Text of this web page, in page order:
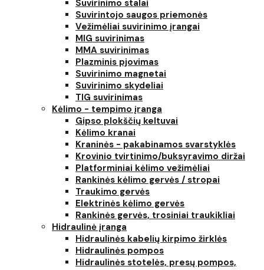
Suvirinimo stalai
Suvirintojo saugos priemonės
Vežimėliai suvirinimo įrangai
MIG suvirinimas
MMA suvirinimas
Plazminis pjovimas
Suvirinimo magnetai
Suvirinimo skydeliai
TIG suvirinimas
Kėlimo - tempimo įranga
Gipso plokščių keltuvai
Kėlimo kranai
Kraninės - pakabinamos svarstyklės
Krovinio tvirtinimo/buksyravimo diržai
Platforminiai kėlimo vežimėliai
Rankinės kėlimo gervės / stropai
Traukimo gervės
Elektrinės kėlimo gervės
Rankinės gervės, trosiniai traukikliai
Hidraulinė įranga
Hidraulinės kabelių kirpimo žirklės
Hidraulinės pompos
Hidraulinės stotelės, presų pompos,